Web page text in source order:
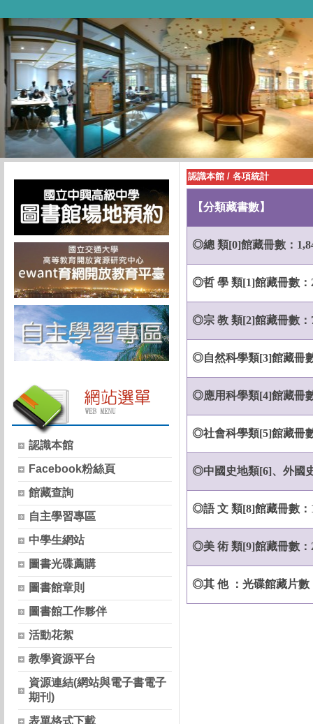
認識本館
Facebook粉絲頁
館藏查詢
自主學習專區
中學生網站
圖書光碟薦購
圖書館章則
圖書館工作夥伴
活動花絮
教學資源平台
資源連結(網站與電子書電子
期刊)
表單格式下載
認識本館 / 各項統計
【分類藏書數】
◎總 類[0]館藏冊數：
◎哲 學 類[1]館藏冊數：
◎宗 教 類[2]館藏冊數：
◎自然科學類[3]館藏冊
◎應用科學類[4]館藏冊
◎社會科學類[5]館藏冊
◎中國史地類[6]、外國
◎語 文 類[8]館藏冊數：
◎美 術 類[9]館藏冊數：
◎其 他 ：光碟館藏片數